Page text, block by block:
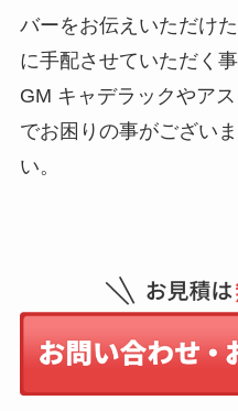
バーをお伝えいただけ
に手配させていただく
GM キャデラックやア
でお困りの事がござい
い。